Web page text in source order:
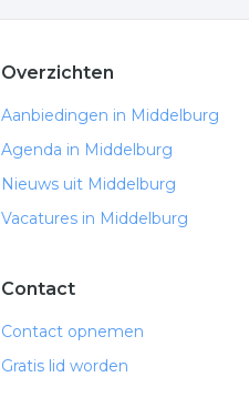
Overzichten
Aanbiedingen in Middelburg
Agenda in Middelburg
Nieuws uit Middelburg
Vacatures in Middelburg
Contact
Contact opnemen
Gratis lid worden